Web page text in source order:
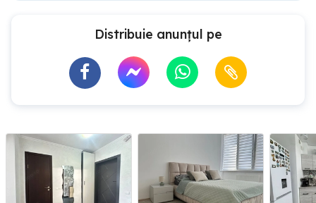
Distribuie anunțul pe